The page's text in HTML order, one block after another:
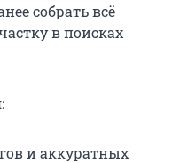
собрать всё
в поисках
и аккуратных